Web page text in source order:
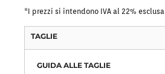
*I prezzi si intendono IVA al 22% esclusa
TAGLIE
GUIDA ALLE TAGLIE